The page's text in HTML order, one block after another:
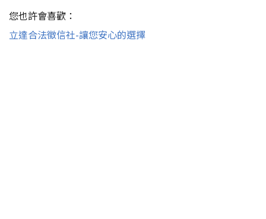
您也許會喜歡：
立達合法徵信社-讓您安心的選擇